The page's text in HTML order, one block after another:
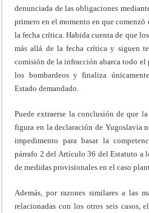
denunciada de las obligaciones
primero en el momento en que comenzó
la fecha crítica. Habida cuenta de que
más allá de la fecha crítica y siguen
comisión de la infracción abarca todo
los bombardeos y finaliza
Estado demandado.
Puede extraerse la conclusión de que
figura en la declaración de Yugoslavia
impedimento para basar la
párrafo 2 del Artículo 36 del Estatuto a
de medidas provisionales en el caso
Además, por razones similares a las
relacionadas con los otros seis casos,